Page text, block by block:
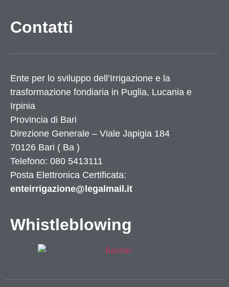
Contatti
Ente per lo sviluppo dell’Irrigazione e la
trasformazione fondiaria in Puglia, Lucania e
Irpinia
Provincia di Bari
Direzione Generale – Viale Japigia 184
70126 Bari ( Ba )
Telefono: 080 5413111
Posta Elettronica Certificata:
enteirrigazione@legalmail.it
Whistleblowing